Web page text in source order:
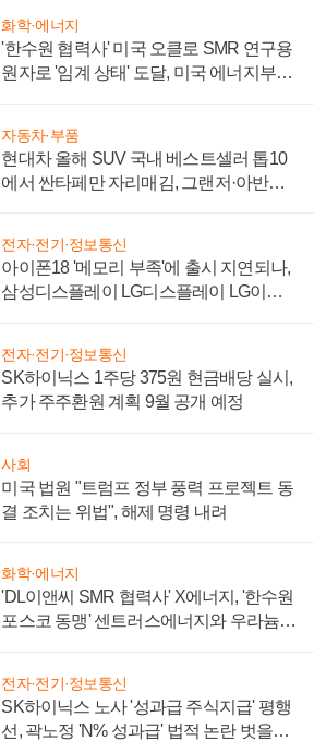
화학·에너지
'한수원 협력사' 미국 오클로 SMR 연구용
원자로 '임계 상태' 도달, 미국 에너지부
자동차·부품
현대차 올해 SUV 국내 베스트셀러 톱10
에서 싼타페만 자리매김, 그랜저·아반떼
전자·전기·정보통신
아이폰18 '메모리 부족'에 출시 지연되나,
삼성디스플레이 LG디스플레이 LG이노
전자·전기·정보통신
SK하이닉스 1주당 375원 현금배당 실시,
추가 주주환원 계획 9월 공개 예정
사회
미국 법원 "트럼프 정부 풍력 프로젝트 동
결 조치는 위법", 해제 명령 내려
화학·에너지
'DL이앤씨 SMR 협력사' X에너지, '한수원
포스코 동맹' 센트러스에너지와 우라늄
전자·전기·정보통신
SK하이닉스 노사 '성과급 주식지급' 평행
선, 곽노정 'N% 성과급' 법적 논란 벗을지